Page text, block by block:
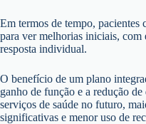
Em termos de tempo, pacientes
para ver melhorias iniciais, com
resposta individual.
O benefício de um plano
ganho de função e a redução
serviços de saúde no futuro,
significativas e menor uso de